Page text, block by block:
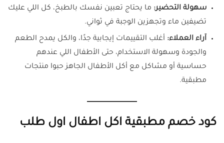
سهولة التحضير: ما يحتاج تعبين نفسك بالطبخ، كل اللي عليك
تضيفين ماء وتجهزين الوجبة في ثواني.
آراء العملاء: أغلب التقييمات إيجابية جدًا، والكل يمدح الطعم
والجودة وسهولة الاستخدام، حتى الأطفال اللي عندهم
حساسية أو مشاكل مع أكل الأطفال الجاهز حبوا منتجات
مطبقية.
كود خصم مطبقية اكل اطفال اول طلب